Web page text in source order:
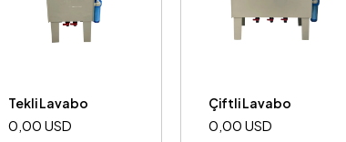
Tekli Lavabo
0,00 USD
Çiftli Lavabo
0,00 USD